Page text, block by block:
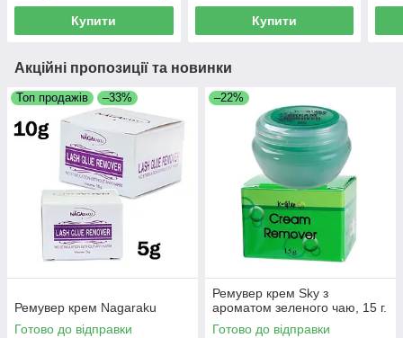
Купити Купити
Акційні пропозиції та новинки
Топ продажів –33%
Ремувер крем Nagaraku
Готово до відправки
–22%
Ремувер крем Sky з
ароматом зеленого чаю, 15 г.
Готово до відправки